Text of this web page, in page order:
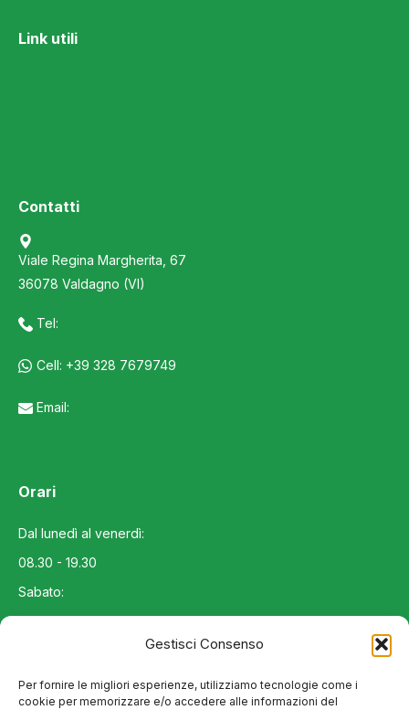
Gestisci Consenso
Per fornire le migliori esperienze, utilizziamo tecnologie come i
cookie per memorizzare e/o accedere alle informazioni del
Link utili
Contatti
Viale Regina Margherita, 67
36078 Valdagno (VI)
Tel:
Cell: +39 328 7679749
Email:
Orari
Dal lunedì al venerdì:
08.30 - 19.30
Sabato:
08.30 - 12.30
chiuso